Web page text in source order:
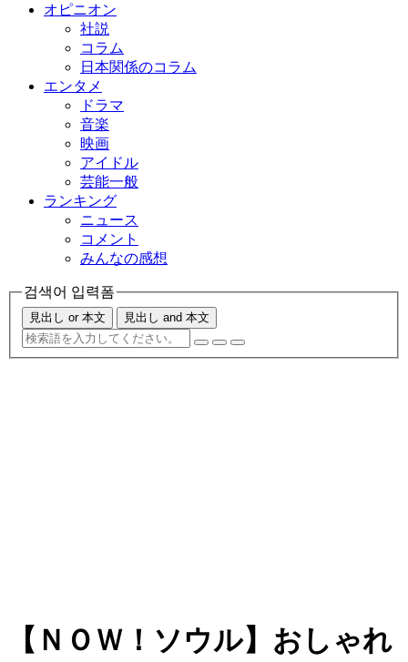
オピニオン
社説
コラム
日本関係のコラム
エンタメ
ドラマ
音楽
映画
アイドル
芸能一般
ランキング
ニュース
コメント
みんなの感想
검색어 입력폼
見出し or 本文 見出し and 本文
【ＮＯＷ！ソウル】おしゃれ